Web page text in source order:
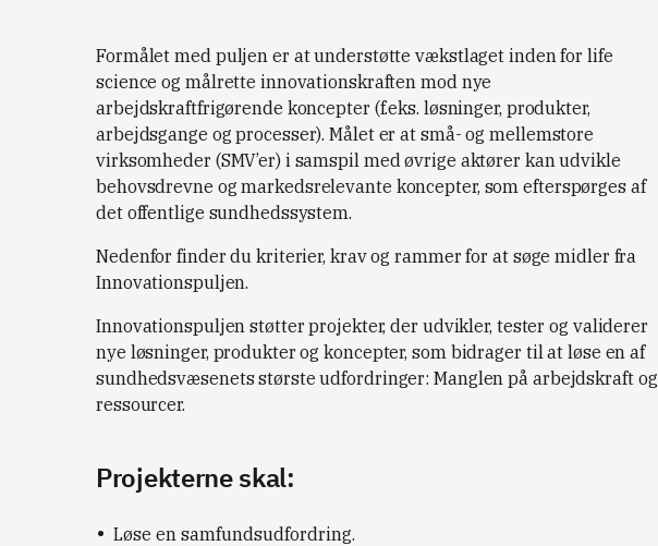
Formålet med puljen er at understøtte vækstlaget inden for life
science og målrette innovationskraften mod nye
arbejdskraftfrigørende koncepter (f.eks. løsninger, produkter,
arbejdsgange og processer). Målet er at små- og mellemstore
virksomheder (SMV’er) i samspil med øvrige aktører kan udvikle
behovsdrevne og markedsrelevante koncepter, som efterspørges af
det offentlige sundhedssystem.
Nedenfor finder du kriterier, krav og rammer for at søge midler fra
Innovationspuljen.
Innovationspuljen støtter projekter, der udvikler, tester og validerer
nye løsninger, produkter og koncepter, som bidrager til at løse en af
sundhedsvæsenets største udfordringer: Manglen på arbejdskraft og
ressourcer.
Projekterne skal:
Løse en samfundsudfordring.